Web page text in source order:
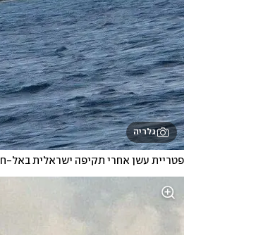
גלריה
פטריית עשן אחרי תקיפה ישראלית באל-